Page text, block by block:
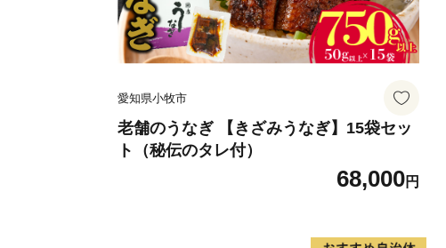
愛知県小牧市
老舗のうなぎ 【きざみうなぎ】15袋セッ
ト（秘伝のタレ付）
68,000円